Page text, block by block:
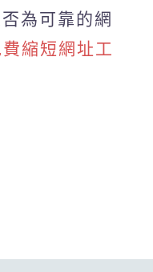
為可靠的網
縮短網址工